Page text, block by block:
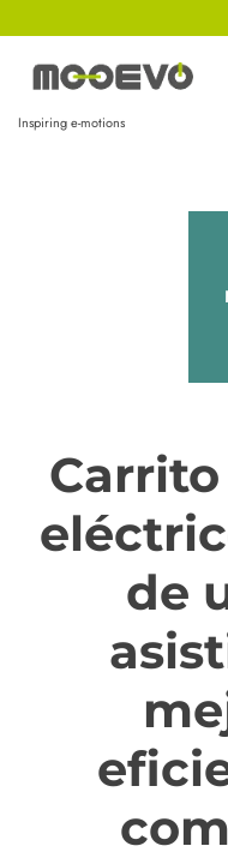
al
Inspiring e-motions
de